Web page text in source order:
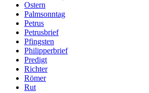
Ostern
Palmsonntag
Petrus
Petrusbrief
Pfingsten
Philipperbrief
Predigt
Richter
Römer
Rut